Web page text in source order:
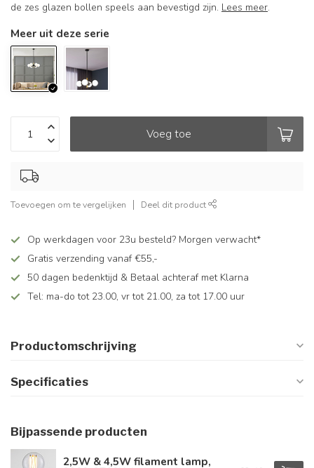
de zes glazen bollen speels aan bevestigd zijn. Lees meer.
Meer uit deze serie
Voeg toe
Toevoegen om te vergelijken Deel dit product
Op werkdagen voor 23u besteld? Morgen verwacht*
Gratis verzending vanaf €55,-
50 dagen bedenktijd & Betaal achteraf met Klarna
Tel: ma-do tot 23.00, vr tot 21.00, za tot 17.00 uur
Productomschrijving
Specificaties
Bijpassende producten
2,5W & 4,5W filament lamp,